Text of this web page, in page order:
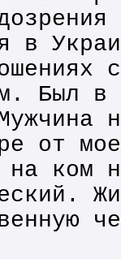
в
Был
от
на ком